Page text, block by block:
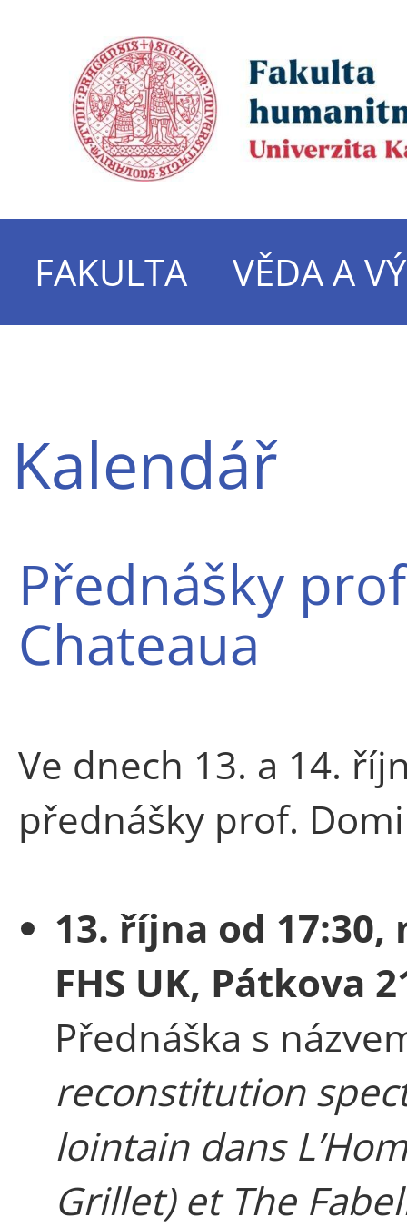
FAKULTA VĚDA A
Kalendář
Přednášky
Chateaua
Ve dnech 13. a 14.
přednášky prof.
13. října od
FHS UK, Pátkova
Přednáška s
reconstitution
lointain dans
Grillet) et The